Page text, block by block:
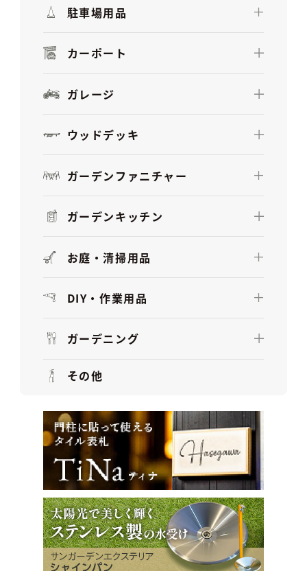
駐車場用品
カーポート
ガレージ
ウッドデッキ
ガーデンファニチャー
ガーデンキッチン
お庭・清掃用品
DIY・作業用品
ガーデニング
その他